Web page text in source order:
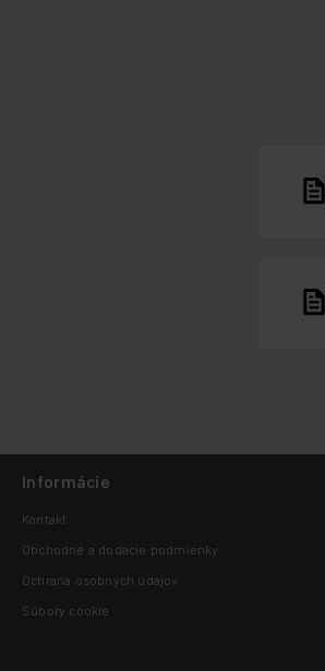
Informácie
Kontakt
Obchodné a dodacie podmienky
Ochrana osobných údajov
Súbory cookie